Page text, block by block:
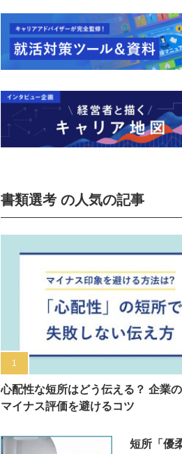
書類選考 の人気の記事
心配性な短所はどう伝える？ 企業
マイナス評価を避けるコツ
短所「優